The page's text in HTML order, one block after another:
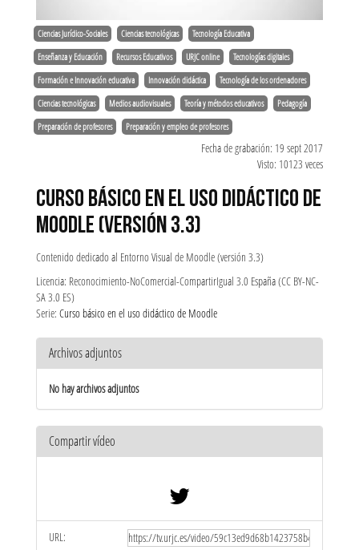
Ciencias Jurídico-Sociales Ciencias tecnológicas Tecnología Educativa
Enseñanza y Educación Recursos Educativos URJC online Tecnologías digitales
Formación e Innovación educativa Innovación didáctica Tecnología de los ordenadores
Ciencias tecnológicas Medios audiovisuales Teoría y métodos educativos Pedagogía
Preparación de profesores Preparación y empleo de profesores
Fecha de grabación: 19 sept 2017
Visto: 10123 veces
CURSO BÁSICO EN EL USO DIDÁCTICO DE
MOODLE (VERSIÓN 3.3)
Contenido dedicado al Entorno Visual de Moodle (versión 3.3)
Licencia: Reconocimiento-NoComercial-CompartirIgual 3.0 España (CC BY-NC-
SA 3.0 ES)
Serie: Curso básico en el uso didáctico de Moodle
Archivos adjuntos
No hay archivos adjuntos
Compartir vídeo
URL: